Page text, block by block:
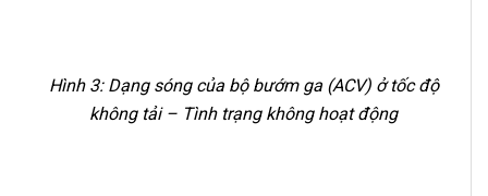
Hình 3: Dạng sóng của bộ bướm ga (ACV) ở tốc độ
không tải – Tình trạng không hoạt động